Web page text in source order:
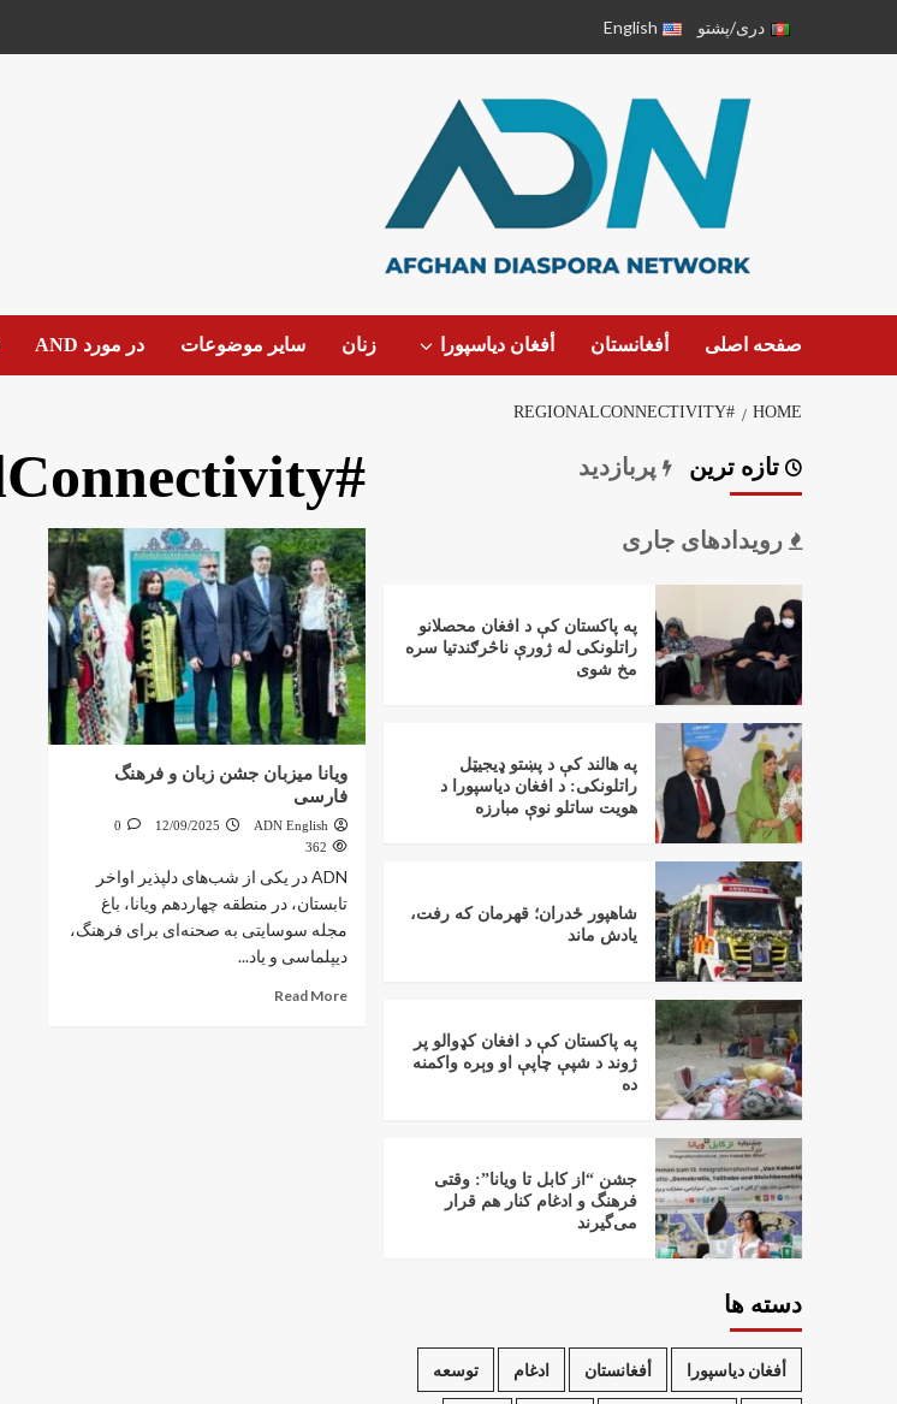
دری/پشتو English
صفحه اصلی أفغانستان أفغان دیاسپورا زنان سایر موضوعات در مورد AND
HOME
#REGIONALCONNECTIVITY
#RegionalConnectivity
ویانا میزبان جشن زبان و فرهنگ
فارسی
ADN English
12/09/2025
0
362
ADN در یکی از شب‌های دلپذیر اواخر
تابستان، در منطقه چهاردهم ویانا، باغ
مجله سوسایتی به صحنه‌ای برای فرهنگ،
دیپلماسی و یاد...
Read More
تازه ترین پربازدید
رویدادهای جاری
په پاکستان کې د افغان محصلانو
راتلونکی له ژورې ناڅرګندتیا سره
مخ شوی
په هالند کې د پښتو ډیجیټل
راتلونکی: د افغان دیاسپورا د
هویت ساتلو نوې مبارزه
شاهپور ځدران؛ قهرمان که رفت،
یادش ماند
په پاکستان کې د افغان کډوالو پر
ژوند د شپې چاپې او وېره واکمنه
ده
جشن “از کابل تا ویانا”: وقتی
فرهنگ و ادغام کنار هم قرار
می‌گیرند
دسته ها
أفغان دیاسپورا أفغانستان ادغام توسعه